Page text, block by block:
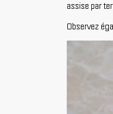
assise par
Observez